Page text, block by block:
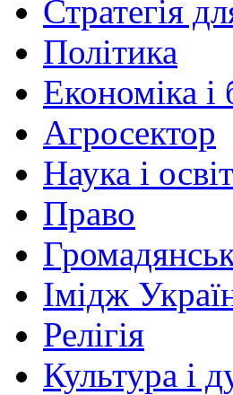
Стратегія
Політика
Економіка і
Агросектор
Наука і
Право
Імідж
Релігія
Культура і